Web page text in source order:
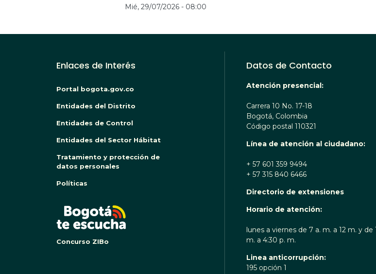
Mié, 29/07/2026 - 08:00
Enlaces de Interés
Portal bogota.gov.co
Entidades del Distrito
Entidades de Control
Entidades del Sector Hábitat
Tratamiento y protección de
datos personales
Políticas
Concurso ZIBo
Datos de Contacto
Atención presencial:
Carrera 10 No. 17-18
Bogotá, Colombia
Código postal 110321
Línea de atención al ciudadano:
+ 57 601 359 9494
+ 57 315 840 6466
Directorio de extensiones
Horario de atención:
lunes a viernes de 7 a. m. a 12 m. y de
m. a 4:30 p. m.
Linea anticorrupción:
195 opción 1